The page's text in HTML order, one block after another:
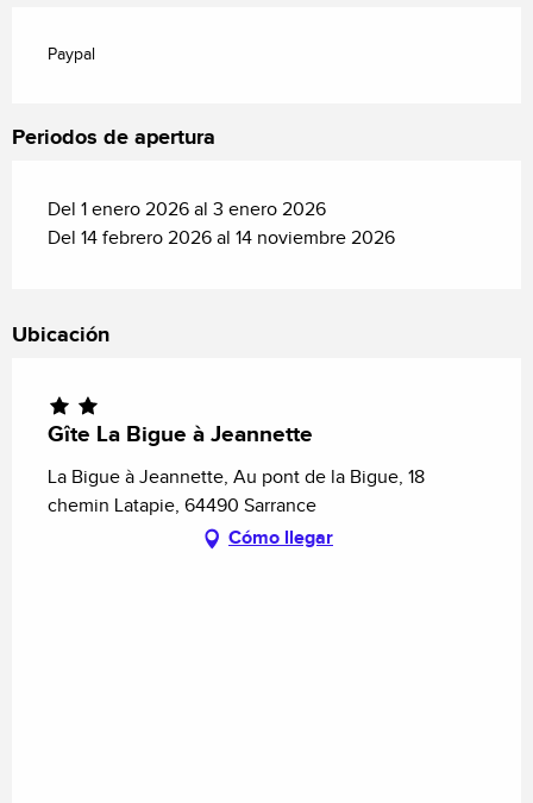
Paypal
Periodos de apertura
Del 1 enero 2026 al 3 enero 2026
Del 14 febrero 2026 al 14 noviembre 2026
Ubicación
Gîte La Bigue à Jeannette
La Bigue à Jeannette, Au pont de la Bigue, 18
chemin Latapie, 64490 Sarrance
Cómo llegar